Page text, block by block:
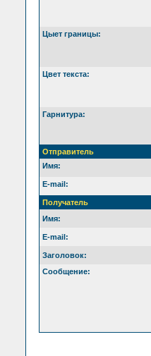
Цыет границы:
Цвет текста:
Гарнитура:
Отправитель
Имя:
E-mail:
Получатель
Имя:
E-mail:
Заголовок:
Сообщение: